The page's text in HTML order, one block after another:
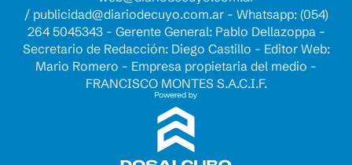
/ publicidad@diariodecuyo.com.ar- Whatsapp: (054)
264 5045343 - Gerente General: Pablo Dellazoppa -
Secretario de Redacción: Diego Castillo - Editor Web:
Mario Romero - Empresa propietaria del medio -
FRANCISCO MONTES S.A.C.I.F.